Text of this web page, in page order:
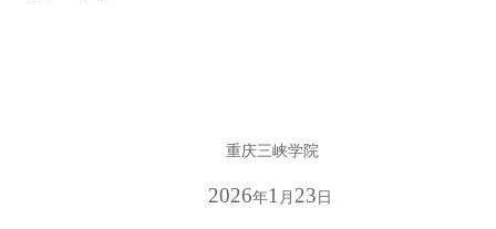
重庆三峡学院
2026年1 月 23 日